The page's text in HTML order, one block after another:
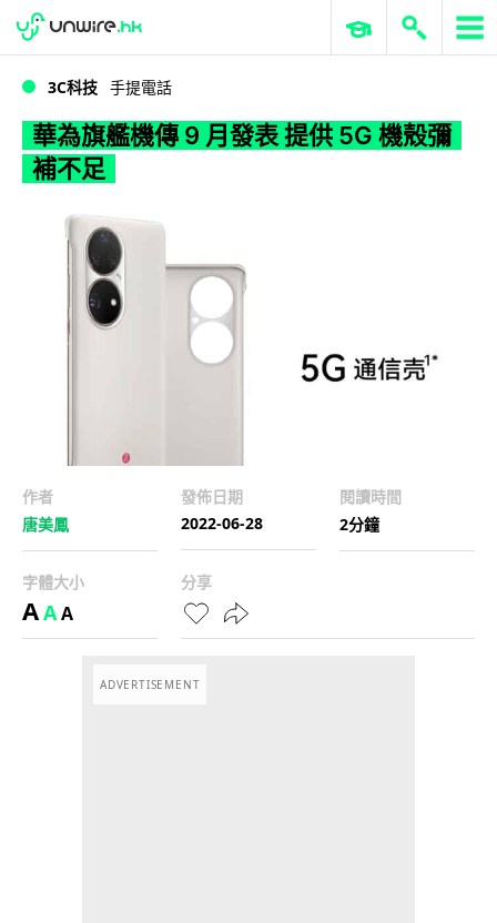
華為旗艦機傳 9 月發表 提供 5G 機殼彌補不足
WWDC 2026 ERP 與商業 AI
3C科技 手提電話
華為旗艦機傳 9 月發表 提供 5G 機殼彌
補不足
作者
唐美鳳
發佈日期
2022-06-28
閱讀時間
2分鐘
字體大小
AAA
分享
ADVERTISEMENT